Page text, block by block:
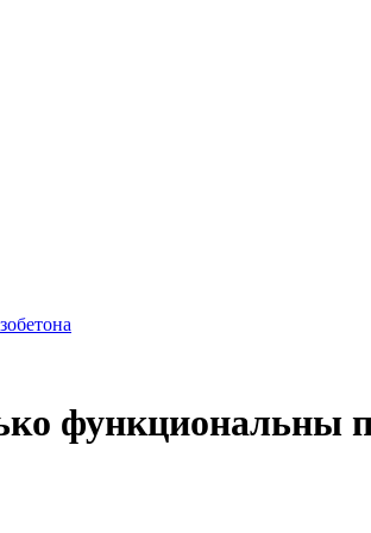
функциональны